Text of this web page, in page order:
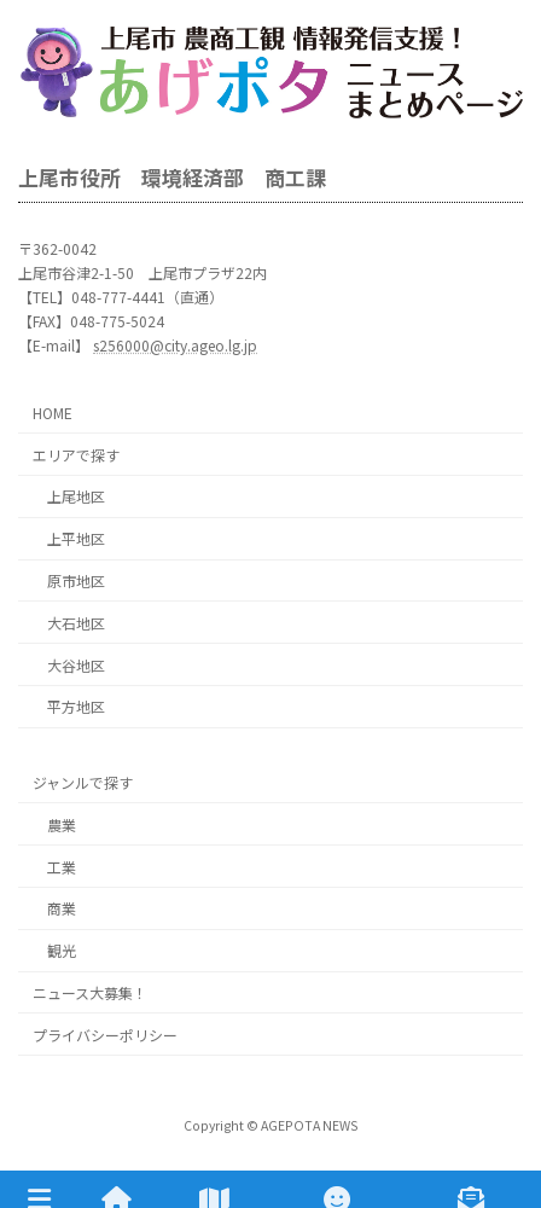
上尾市役所 環境経済部 商工課
〒362-0042
上尾市谷津2-1-50 上尾市プラザ22内
【TEL】048-777-4441（直通）
【FAX】048-775-5024
【E-mail】 s256000@city.ageo.lg.jp
HOME
エリアで探す
上尾地区
上平地区
原市地区
大石地区
大谷地区
平方地区
ジャンルで探す
農業
工業
商業
観光
ニュース大募集！
プライバシーポリシー
Copyright © AGEPOTA NEWS